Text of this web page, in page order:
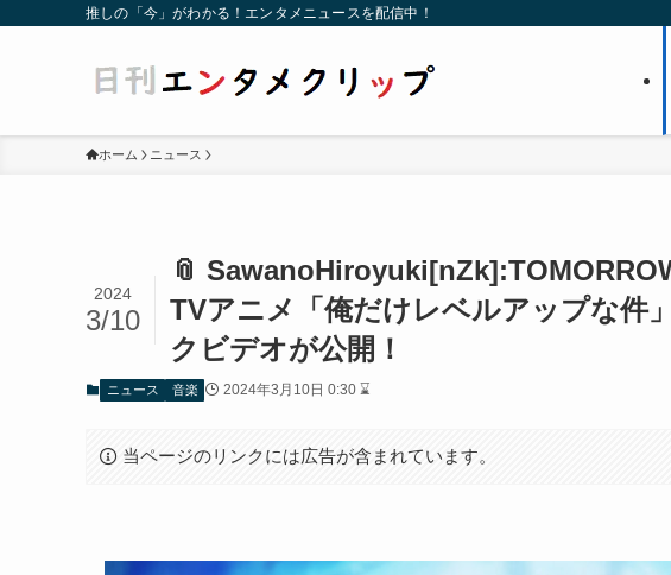
推しの「今」がわかる！エンタメニュースを配信中！
ホーム ニュース
📎
TVアニメ「俺だけレベルアップな件
クビデオが公開！
2024
3/10
ニュース 音楽 2024年3月10日 0:30 ⌛
当ページのリンクには広告が含まれています。